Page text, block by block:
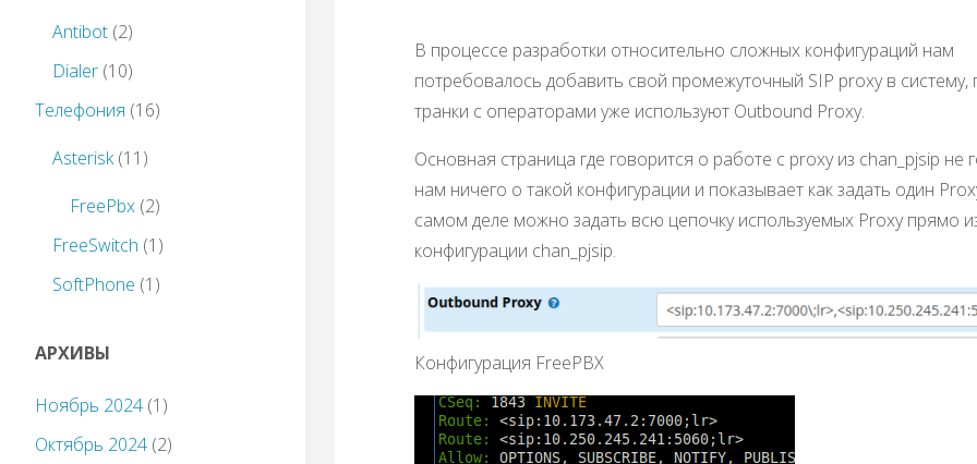
В процессе разработки относительно сложных конфигураций нам
потребовалось добавить свой промежуточный SIP proxy в систему,
транки с операторами уже используют Outbound Proxy.
Основная страница где говорится о работе с proxy из chan_pjsip не
нам ничего о такой конфигурации и показывает как задать один
самом деле можно задать всю цепочку используемых Proxy прямо
конфигурации chan_pjsip.
Конфигурация FreePBX
Antibot (2)
Dialer (10)
Телефония (16)
Asterisk(11)
FreePbx (2)
FreeSwitch (1)
SoftPhone (1)
АРХИВЫ
Ноябрь 2024 (1)
Октябрь 2024 (2)